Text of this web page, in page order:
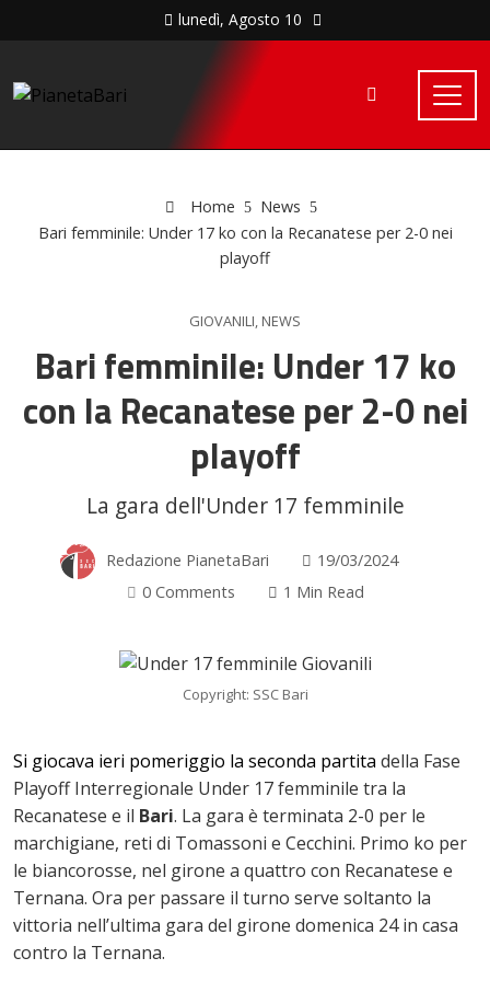
lunedì, Agosto 10
Home
News
Bari femminile: Under 17 ko con la Recanatese per 2-0 nei
playoff
GIOVANILI, NEWS
Bari femminile: Under 17 ko
con la Recanatese per 2-0 nei
playoff
La gara dell'Under 17 femminile
Redazione PianetaBari
19/03/2024
0 Comments
1 Min Read
Copyright: SSC Bari
Si giocava ieri pomeriggio la seconda partita della Fase
Playoff Interregionale Under 17 femminile tra la
Recanatese e il Bari. La gara è terminata 2-0 per le
marchigiane, reti di Tomassoni e Cecchini. Primo ko per
le biancorosse, nel girone a quattro con Recanatese e
Ternana. Ora per passare il turno serve soltanto la
vittoria nell’ultima gara del girone domenica 24 in casa
contro la Ternana.